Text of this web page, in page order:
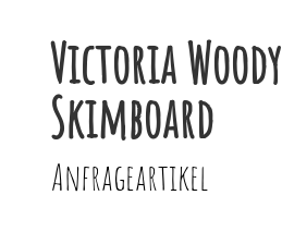
Victoria Woody
Skimboard
Anfrageartikel